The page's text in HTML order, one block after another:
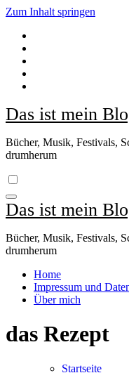
Zum Inhalt springen
Das ist mein
Bücher, Musik, Festivals,
drumherum
Das ist mein
Bücher, Musik, Festivals,
drumherum
Home
Impressum und
Über mich
das Rezept
Startseite